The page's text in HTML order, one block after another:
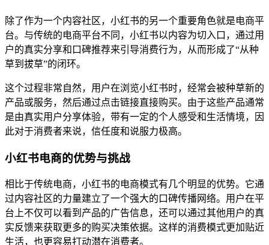
除了作为一个内容社区，小红书的另一个重要角色就是电商平
台。与传统的电商平台不同，小红书以内容为切入口，通过用
户的真实分享和口碑推荐来引导消费行为，从而形成了“从种
草到拔草”的闭环。
这个过程非常自然，用户在浏览小红书时，经常会被种草新的
产品或服务，然后通过点击链接直接购买。由于这些产品通常
是由真实用户分享体验，带有一定的个人感受和生活情境，因
此对于消费者来说，信任度和说服力极高。
小红书电商的优势与挑战
相比于传统电商，小红书的电商模式有几个明显的优势。它通
过内容社区的力量建立了一个强大的口碑传播网络。用户在平
台上不仅可以看到产品的广告信息，还可以通过其他用户的真
实反馈来获取更多的购买决策依据。这样的消费模式更加贴近
生活，也更容易打动潜在消费者。